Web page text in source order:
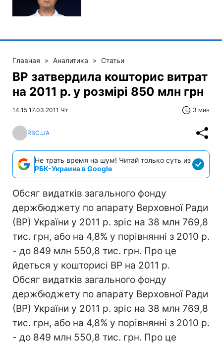
Главная » Аналитика » Статьи
ВР затвердила кошторис витрат
на 2011 р. у розмірі 850 млн грн
14:15 17.03.2011 Чт 3 мин
RBC.UA
Не трать время на шум! Читай только суть из
РБК-Украина в Google
Обсяг видатків загального фонду
держбюджету по апарату Верховної Ради
(ВР) України у 2011 р. зріс на 38 млн 769,8
тис. грн, або на 4,8% у порівнянні з 2010 р.
- до 849 млн 550,8 тис. грн. Про це
йдеться у кошторисі ВР на 2011 р.
Обсяг видатків загального фонду
держбюджету по апарату Верховної Ради
(ВР) України у 2011 р. зріс на 38 млн 769,8
тис. грн, або на 4,8% у порівнянні з 2010 р.
- до 849 млн 550,8 тис. грн. Про це